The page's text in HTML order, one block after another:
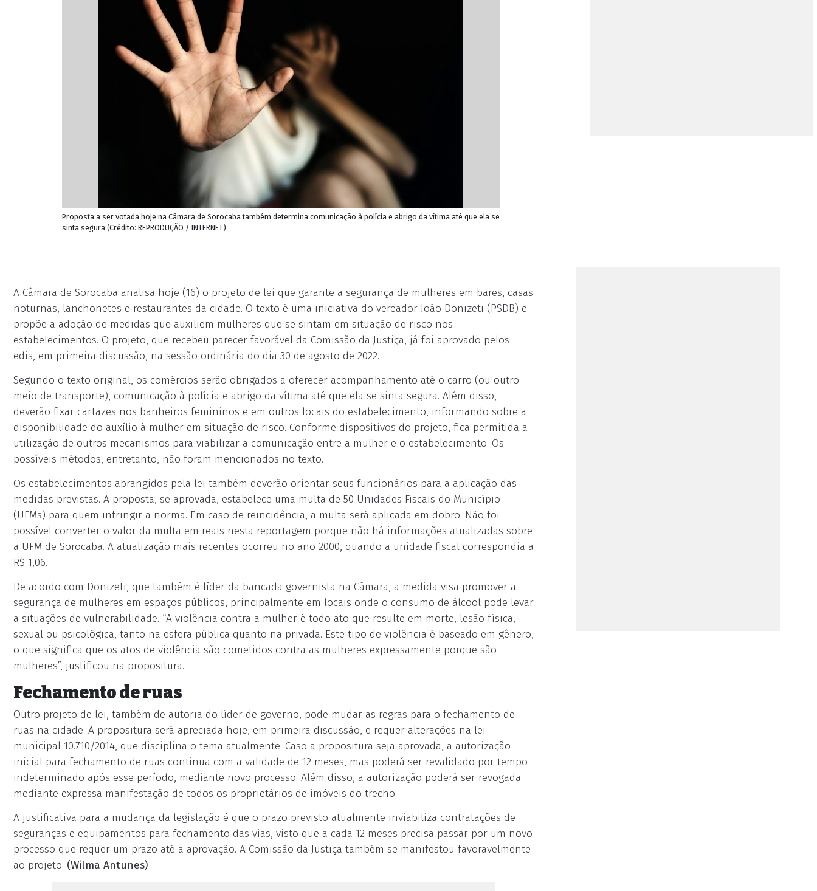
Proposta a ser votada hoje na Câmara de Sorocaba também determina comunicação à polícia e abrigo da vítima até que ela se
sinta segura (Crédito: REPRODUÇÃO / INTERNET)
A Câmara de Sorocaba analisa hoje (16) o projeto de lei que garante a segurança de mulheres em bares, casas
noturnas, lanchonetes e restaurantes da cidade. O texto é uma iniciativa do vereador João Donizeti (PSDB) e
propõe a adoção de medidas que auxiliem mulheres que se sintam em situação de risco nos
estabelecimentos. O projeto, que recebeu parecer favorável da Comissão da Justiça, já foi aprovado pelos
edis, em primeira discussão, na sessão ordinária do dia 30 de agosto de 2022.
Segundo o texto original, os comércios serão obrigados a oferecer acompanhamento até o carro (ou outro
meio de transporte), comunicação à polícia e abrigo da vítima até que ela se sinta segura. Além disso,
deverão fixar cartazes nos banheiros femininos e em outros locais do estabelecimento, informando sobre a
disponibilidade do auxílio à mulher em situação de risco. Conforme dispositivos do projeto, fica permitida a
utilização de outros mecanismos para viabilizar a comunicação entre a mulher e o estabelecimento. Os
possíveis métodos, entretanto, não foram mencionados no texto.
Os estabelecimentos abrangidos pela lei também deverão orientar seus funcionários para a aplicação das
medidas previstas. A proposta, se aprovada, estabelece uma multa de 50 Unidades Fiscais do Município
(UFMs) para quem infringir a norma. Em caso de reincidência, a multa será aplicada em dobro. Não foi
possível converter o valor da multa em reais nesta reportagem porque não há informações atualizadas sobre
a UFM de Sorocaba. A atualização mais recentes ocorreu no ano 2000, quando a unidade fiscal correspondia a
R$ 1,06.
De acordo com Donizeti, que também é líder da bancada governista na Câmara, a medida visa promover a
segurança de mulheres em espaços públicos, principalmente em locais onde o consumo de álcool pode levar
a situações de vulnerabilidade. “A violência contra a mulher é todo ato que resulte em morte, lesão física,
sexual ou psicológica, tanto na esfera pública quanto na privada. Este tipo de violência é baseado em gênero,
o que significa que os atos de violência são cometidos contra as mulheres expressamente porque são
mulheres”, justificou na propositura.
Fechamento de ruas
Outro projeto de lei, também de autoria do líder de governo, pode mudar as regras para o fechamento de
ruas na cidade. A propositura será apreciada hoje, em primeira discussão, e requer alterações na lei
municipal 10.710/2014, que disciplina o tema atualmente. Caso a propositura seja aprovada, a autorização
inicial para fechamento de ruas continua com a validade de 12 meses, mas poderá ser revalidado por tempo
indeterminado após esse período, mediante novo processo. Além disso, a autorização poderá ser revogada
mediante expressa manifestação de todos os proprietários de imóveis do trecho.
A justificativa para a mudança da legislação é que o prazo previsto atualmente inviabiliza contratações de
seguranças e equipamentos para fechamento das vias, visto que a cada 12 meses precisa passar por um novo
processo que requer um prazo até a aprovação. A Comissão da Justiça também se manifestou favoravelmente
ao projeto. (Wilma Antunes)